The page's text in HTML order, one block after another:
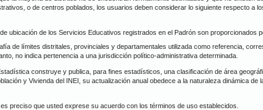
Forma de Atención
Buscar
o de centros poblados, los usuarios deben considerar lo siguiente respecto a
ubicación de los Servicios Educativos registrados en el Padrón son proporcionados
de límites distritales, provinciales y departamentales utilizada como referencia,
no indica pertenencia a una jurisdicción político-administrativa determinada.
construye y publica, para fines estadísticos, una clasificación de área
y Vivienda del INEI, su actualización anual obedece a la naturaleza dinámica de
preciso que usted exprese su acuerdo con los términos de uso establecidos.